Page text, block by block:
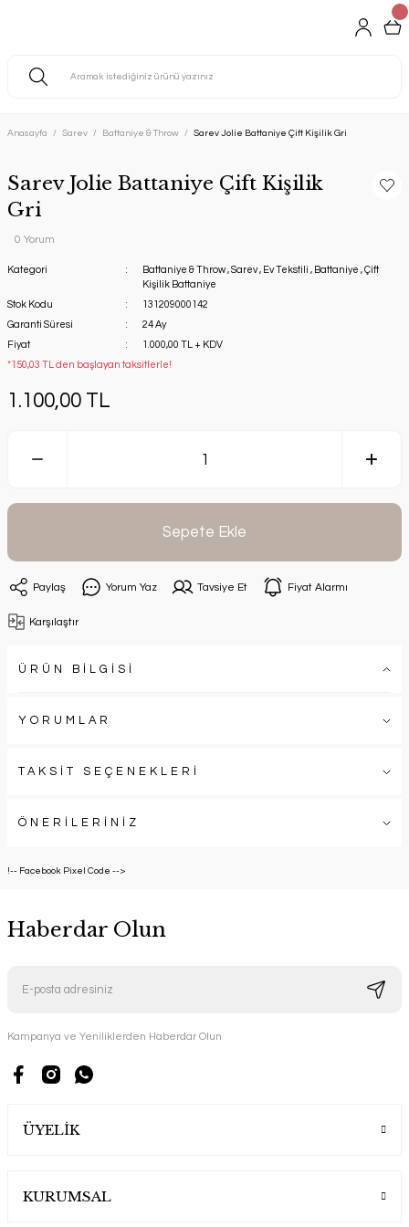
Anasayfa Sarev Battaniye & Throw Sarev Jolie Battaniye Çift Kişilik Gri
Sarev Jolie Battaniye Çift Kişilik
Gri
0 Yorum
Kategori Battaniye & Throw ,Sarev , Ev Tekstili , Battaniye ,Çift
Kişilik Battaniye
Stok Kodu
131209000142
Garanti Süresi
24 Ay
Fiyat
1.000,00 TL + KDV
*150,03 TL den başlayan taksitlerle!
1.100,00 TL
Sepete Ekle
Paylaş Yorum Yaz Tavsiye Et Fiyat Alarmı
Karşılaştır
ÜRÜN BİLGİSİ
YORUMLAR
TAKSİT SEÇENEKLERİ
ÖNERİLERİNİZ
!-- Facebook Pixel Code -->
Haberdar Olun
Kampanya ve Yeniliklerden Haberdar Olun
ÜYELİK
KURUMSAL